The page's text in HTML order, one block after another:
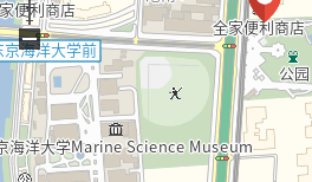
・室内干洗实施
▼Mansion概要
・JR山手线"品川"车站步行12分钟
・到跟羽田机场直接连接的东京单
行9分钟
−